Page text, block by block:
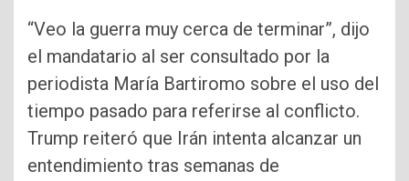
“Veo la guerra muy cerca de terminar”, dijo
el mandatario al ser consultado por la
periodista María Bartiromo sobre el uso del
tiempo pasado para referirse al conflicto.
Trump reiteró que Irán intenta alcanzar un
entendimiento tras semanas de